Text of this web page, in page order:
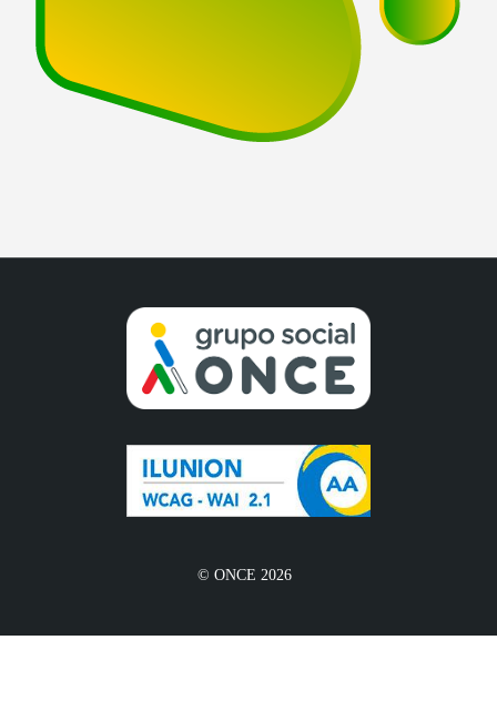
© ONCE 2026